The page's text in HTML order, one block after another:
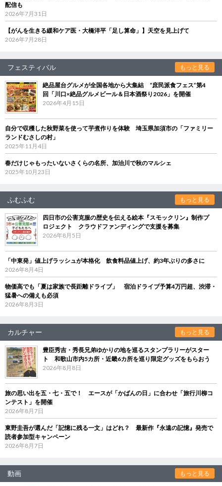
配信も
2026年7月31日
【がんを生きる緩和ケア医・大橋洋平「足し算命」】天空を見上げて
2026年7月28日
フェスティバル もっと見る
絶品屋台グルメが全国各地から大集結 “庶民派食フェス”第4
回「川口×絶品グルメビール＆日本酒祭り2026」を開催
2026年4月15日
自分で収穫した秋野菜を使って芋煮作りを体験 埼玉県加須市の「ファミリー
ランドむさしの村」
2025年11月4日
春だけじゃもったいないさくらの名所、加治川で秋のマルシェ
2025年10月23日
ふむふむ もっと見る
四日市の公害克服の歴史を伝える絵本『スモックリン』制作プ
ロジェクト クラウドファンディングで支援を募集
2026年8月5日
「中東発」値上げラッシュが本格化 飲食料品値上げ、約3年ぶりの多さに
2026年8月4日
物価高でも「夏は家族で長距離ドライブ」 宿泊ドライブ予算4万円超、渋滞・
猛暑への備えも必須
2026年8月3日
カルチャー もっと見る
豊臣秀吉・秀長兄弟ゆかりの地を巡るスタンプラリーがスター
ト 和歌山市内5カ所・近畿6カ所を巡り限定グッズをもらおう
2026年8月8日
旅の思い出を五・七・五で！ エースが「かばんの日」に合わせ「旅行川柳コ
ンテスト」を開催
2026年8月7日
東野圭吾が選んだ「記憶に残る一文」はどれ？ 最新作『永遠の記憶』発売で
読者参加型キャンペーン
2026年8月7日
動画 もっと見る